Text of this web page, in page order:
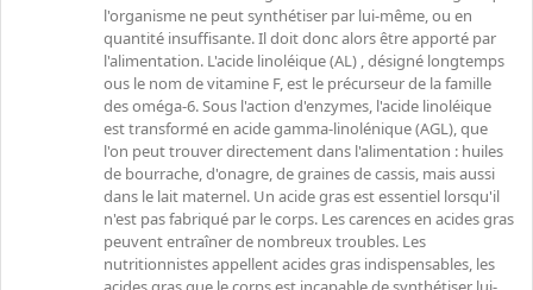
l'organisme ne peut synthétiser par lui-même, ou en
quantité insuffisante. Il doit donc alors être apporté par
l'alimentation. L'acide linoléique (AL) , désigné longtemps
ous le nom de vitamine F, est le précurseur de la famille
des oméga-6. Sous l'action d'enzymes, l'acide linoléique
est transformé en acide gamma-linolénique (AGL), que
l'on peut trouver directement dans l'alimentation : huiles
de bourrache, d'onagre, de graines de cassis, mais aussi
dans le lait maternel. Un acide gras est essentiel lorsqu'il
n'est pas fabriqué par le corps. Les carences en acides gras
peuvent entraîner de nombreux troubles. Les
nutritionnistes appellent acides gras indispensables, les